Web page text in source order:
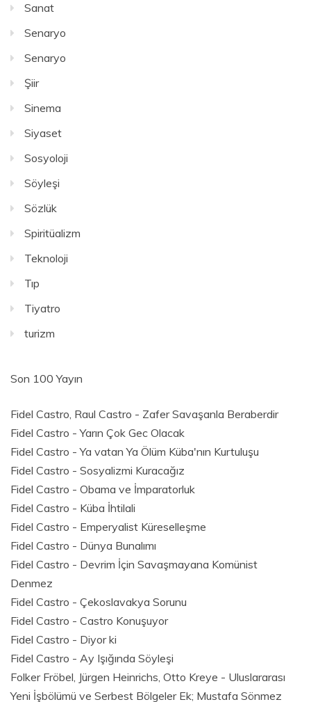
Sanat
Senaryo
Senaryo
Şiir
Sinema
Siyaset
Sosyoloji
Söyleşi
Sözlük
Spiritüalizm
Teknoloji
Tıp
Tiyatro
turizm
Son 100 Yayın
Fidel Castro, Raul Castro - Zafer Savaşanla Beraberdir
Fidel Castro - Yarın Çok Gec Olacak
Fidel Castro - Ya vatan Ya Ölüm Küba'nın Kurtuluşu
Fidel Castro - Sosyalizmi Kuracağız
Fidel Castro - Obama ve İmparatorluk
Fidel Castro - Küba İhtilali
Fidel Castro - Emperyalist Küreselleşme
Fidel Castro - Dünya Bunalımı
Fidel Castro - Devrim İçin Savaşmayana Komünist
Denmez
Fidel Castro - Çekoslavakya Sorunu
Fidel Castro - Castro Konuşuyor
Fidel Castro - Diyor ki
Fidel Castro - Ay Işığında Söyleşi
Folker Fröbel, Jürgen Heinrichs, Otto Kreye - Uluslararası
Yeni İşbölümü ve Serbest Bölgeler Ek; Mustafa Sönmez